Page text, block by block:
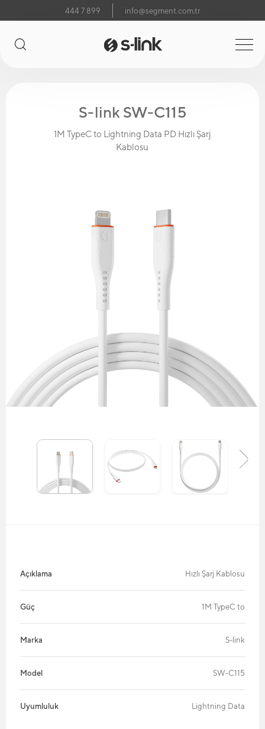
444 7 899 info@segment.com.tr
S-link SW-C115
1M TypeC to Lightning Data PD Hızlı Şarj
Kablosu
Açıklama Hızlı Şarj Kablosu
Güç 1M TypeC to
Marka S-link
Model SW-C115
Uyumluluk Lightning Data